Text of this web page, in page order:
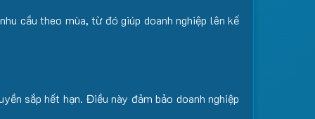
cầu theo mùa, từ đó giúp doanh nghiệp lên kế
sắp hết hạn. Điều này đảm bảo doanh nghiệp